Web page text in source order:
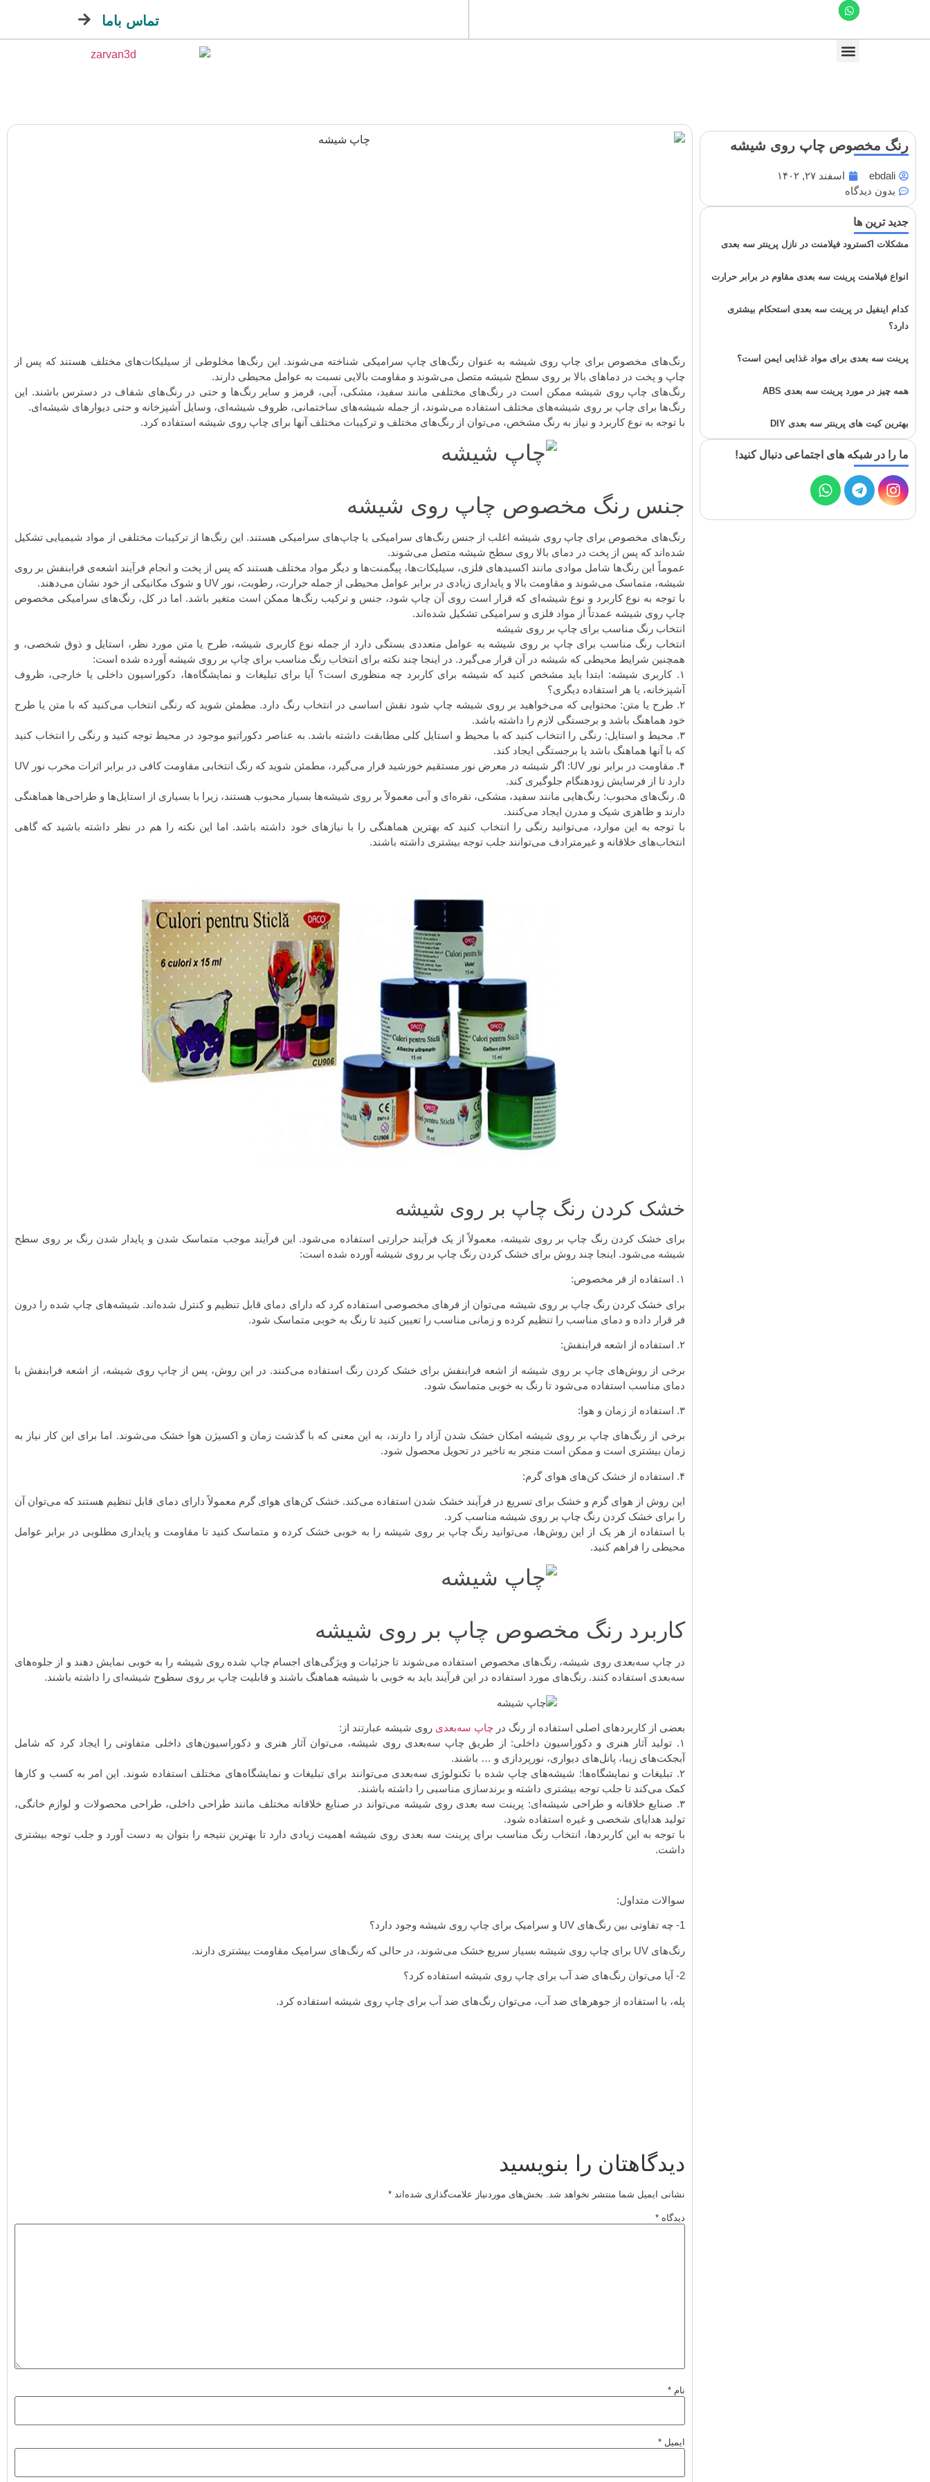
تماس باما
رنگ مخصوص چاپ روی شیشه
ebdali
اسفند ۲۷, ۱۴۰۲
بدون دیدگاه
جدید ترین ها
مشکلات اکسترود فیلامنت در نازل پرینتر سه بعدی
انواع فیلامنت پرینت سه بعدی مقاوم در برابر حرارت
کدام اینفیل در پرینت سه بعدی استحکام بیشتری
دارد؟
پرینت سه بعدی برای مواد غذایی ایمن است؟
همه چیز در مورد پرینت سه بعدی ABS
بهترین کیت های پرینتر سه بعدی DIY
ما را در شبکه های اجتماعی دنبال کنید!
رنگ‌های مخصوص برای چاپ روی شیشه به عنوان رنگ‌های چاپ سرامیکی شناخته می‌شوند. این رنگ‌ها مخلوطی از سیلیکات‌های مختلف هستند که پس از
چاپ و پخت در دماهای بالا بر روی سطح شیشه متصل می‌شوند و مقاومت بالایی نسبت به عوامل محیطی دارند.
رنگ‌های چاپ روی شیشه ممکن است در رنگ‌های مختلفی مانند سفید، مشکی، آبی، قرمز و سایر رنگ‌ها و حتی در رنگ‌های شفاف در دسترس باشند. این
رنگ‌ها برای چاپ بر روی شیشه‌های مختلف استفاده می‌شوند، از جمله شیشه‌های ساختمانی، ظروف شیشه‌ای، وسایل آشپزخانه و حتی دیوارهای شیشه‌ای.
با توجه به نوع کاربرد و نیاز به رنگ مشخص، می‌توان از رنگ‌های مختلف و ترکیبات مختلف آنها برای چاپ روی شیشه استفاده کرد.
جنس رنگ مخصوص چاپ روی شیشه
رنگ‌های مخصوص برای چاپ روی شیشه اغلب از جنس رنگ‌های سرامیکی یا چاپ‌های سرامیکی هستند. این رنگ‌ها از ترکیبات مختلفی از مواد شیمیایی تشکیل
شده‌اند که پس از پخت در دمای بالا روی سطح شیشه متصل می‌شوند.
عموماً این رنگ‌ها شامل موادی مانند اکسیدهای فلزی، سیلیکات‌ها، پیگمنت‌ها و دیگر مواد مختلف هستند که پس از پخت و انجام فرآیند اشعه‌ی فرابنفش بر روی
شیشه، متماسک می‌شوند و مقاومت بالا و پایداری زیادی در برابر عوامل محیطی از جمله حرارت، رطوبت، نور UV و شوک مکانیکی از خود نشان می‌دهند.
با توجه به نوع کاربرد و نوع شیشه‌ای که قرار است روی آن چاپ شود، جنس و ترکیب رنگ‌ها ممکن است متغیر باشد. اما در کل، رنگ‌های سرامیکی مخصوص
چاپ روی شیشه عمدتاً از مواد فلزی و سرامیکی تشکیل شده‌اند.
انتخاب رنگ مناسب برای چاپ بر روی شیشه
انتخاب رنگ مناسب برای چاپ بر روی شیشه به عوامل متعددی بستگی دارد از جمله نوع کاربری شیشه، طرح یا متن مورد نظر، استایل و ذوق شخصی، و
همچنین شرایط محیطی که شیشه در آن قرار می‌گیرد. در اینجا چند نکته برای انتخاب رنگ مناسب برای چاپ بر روی شیشه آورده شده است:
۱. کاربری شیشه:
ابتدا باید مشخص کنید که شیشه برای کاربرد چه منظوری است؟ آیا برای تبلیغات و نمایشگاه‌ها، دکوراسیون داخلی یا خارجی، ظروف
آشپزخانه، یا هر استفاده دیگری؟
۲. طرح یا متن:
محتوایی که می‌خواهید بر روی شیشه چاپ شود نقش اساسی در انتخاب رنگ دارد. مطمئن شوید که رنگی انتخاب می‌کنید که با متن یا طرح
خود هماهنگ باشد و برجستگی لازم را داشته باشد.
۳. محیط و استایل:
رنگی را انتخاب کنید که با محیط و استایل کلی مطابقت داشته باشد. به عناصر دکوراتیو موجود در محیط توجه کنید و رنگی را انتخاب کنید
که با آنها هماهنگ باشد یا برجستگی ایجاد کند.
۴. مقاومت در برابر نور UV:
اگر شیشه در معرض نور مستقیم خورشید قرار می‌گیرد، مطمئن شوید که رنگ انتخابی مقاومت کافی در برابر اثرات مخرب نور UV
دارد تا از فرسایش زودهنگام جلوگیری کند.
۵. رنگ‌های محبوب:
رنگ‌هایی مانند سفید، مشکی، نقره‌ای و آبی معمولاً بر روی شیشه‌ها بسیار محبوب هستند، زیرا با بسیاری از استایل‌ها و طراحی‌ها هماهنگی
دارند و ظاهری شیک و مدرن ایجاد می‌کنند.
با توجه به این موارد، می‌توانید رنگی را انتخاب کنید که بهترین هماهنگی را با نیازهای خود داشته باشد. اما این نکته را هم در نظر داشته باشید که گاهی
انتخاب‌های خلاقانه و غیرمترادف می‌توانند جلب توجه بیشتری داشته باشند.
خشک کردن رنگ چاپ بر روی شیشه
برای خشک کردن رنگ چاپ بر روی شیشه، معمولاً از یک فرآیند حرارتی استفاده می‌شود. این فرآیند موجب متماسک شدن و پایدار شدن رنگ بر روی سطح
شیشه می‌شود. اینجا چند روش برای خشک کردن رنگ چاپ بر روی شیشه آورده شده است:
۱. استفاده از فر مخصوص:
برای خشک کردن رنگ چاپ بر روی شیشه می‌توان از فرهای مخصوصی استفاده کرد که دارای دمای قابل تنظیم و کنترل شده‌اند. شیشه‌های چاپ شده را درون
فر قرار داده و دمای مناسب را تنظیم کرده و زمانی مناسب را تعیین کنید تا رنگ به خوبی متماسک شود.
۲. استفاده از اشعه فرابنفش:
برخی از روش‌های چاپ بر روی شیشه از اشعه فرابنفش برای خشک کردن رنگ استفاده می‌کنند. در این روش، پس از چاپ روی شیشه، از اشعه فرابنفش با
دمای مناسب استفاده می‌شود تا رنگ به خوبی متماسک شود.
۳. استفاده از زمان و هوا:
برخی از رنگ‌های چاپ بر روی شیشه امکان خشک شدن آزاد را دارند، به این معنی که با گذشت زمان و اکسیژن هوا خشک می‌شوند. اما برای این کار نیاز به
زمان بیشتری است و ممکن است منجر به تاخیر در تحویل محصول شود.
۴. استفاده از خشک کن‌های هوای گرم:
این روش از هوای گرم و خشک برای تسریع در فرآیند خشک شدن استفاده می‌کند. خشک کن‌های هوای گرم معمولاً دارای دمای قابل تنظیم هستند که می‌توان آن
را برای خشک کردن رنگ چاپ بر روی شیشه مناسب کرد.
با استفاده از هر یک از این روش‌ها، می‌توانید رنگ چاپ بر روی شیشه را به خوبی خشک کرده و متماسک کنید تا مقاومت و پایداری مطلوبی در برابر عوامل
محیطی را فراهم کنید.
کاربرد رنگ مخصوص چاپ بر روی شیشه
در چاپ سه‌بعدی روی شیشه، رنگ‌های مخصوص استفاده می‌شوند تا جزئیات و ویژگی‌های اجسام چاپ شده روی شیشه را به خوبی نمایش دهند و از جلوه‌های
سه‌بعدی استفاده کنند. رنگ‌های مورد استفاده در این فرآیند باید به خوبی با شیشه هماهنگ باشند و قابلیت چاپ بر روی سطوح شیشه‌ای را داشته باشند.
بعضی از کاربردهای اصلی استفاده از رنگ در چاپ سه‌بعدی روی شیشه عبارتند از:
۱. تولید آثار هنری و دکوراسیون داخلی: از طریق چاپ سه‌بعدی روی شیشه، می‌توان آثار هنری و دکوراسیون‌های داخلی متفاوتی را ایجاد کرد که شامل
آبجکت‌های زیبا، پانل‌های دیواری، نورپردازی و … باشند.
۲. تبلیغات و نمایشگاه‌ها: شیشه‌های چاپ شده با تکنولوژی سه‌بعدی می‌توانند برای تبلیغات و نمایشگاه‌های مختلف استفاده شوند. این امر به کسب و کارها
کمک می‌کند تا جلب توجه بیشتری داشته و برندسازی مناسبی را داشته باشند.
۳. صنایع خلاقانه و طراحی شیشه‌ای: پرینت سه بعدی روی شیشه می‌تواند در صنایع خلاقانه مختلف مانند طراحی داخلی، طراحی محصولات و لوازم خانگی،
تولید هدایای شخصی و غیره استفاده شود.
با توجه به این کاربردها، انتخاب رنگ مناسب برای پرینت سه بعدی روی شیشه اهمیت زیادی دارد تا بهترین نتیجه را بتوان به دست آورد و جلب توجه بیشتری
داشت.
سوالات متداول:
1- چه تفاوتی بین رنگ‌های UV و سرامیک برای چاپ روی شیشه وجود دارد؟
رنگ‌های UV برای چاپ روی شیشه بسیار سریع خشک می‌شوند، در حالی که رنگ‌های سرامیک مقاومت بیشتری دارند.
2- آیا می‌توان رنگ‌های ضد آب برای چاپ روی شیشه استفاده کرد؟
پله، با استفاده از جوهرهای ضد آب، می‌توان رنگ‌های ضد آب برای چاپ روی شیشه استفاده کرد.
دیدگاهتان را بنویسید
نشانی ایمیل شما منتشر نخواهد شد. بخش‌های موردنیاز علامت‌گذاری شده‌اند*
دیدگاه*
نام*
ایمیل*